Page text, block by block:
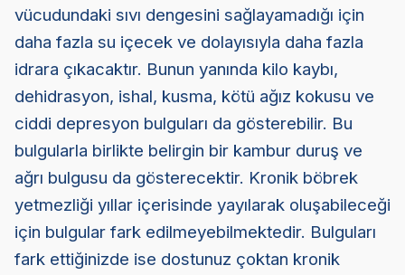
vücudundaki sıvı dengesini sağlayamadığı için
daha fazla su içecek ve dolayısıyla daha fazla
idrara çıkacaktır. Bunun yanında kilo kaybı,
dehidrasyon, ishal, kusma, kötü ağız kokusu ve
ciddi depresyon bulguları da gösterebilir. Bu
bulgularla birlikte belirgin bir kambur duruş ve
ağrı bulgusu da gösterecektir. Kronik böbrek
yetmezliği yıllar içerisinde yayılarak oluşabileceği
için bulgular fark edilmeyebilmektedir. Bulguları
fark ettiğinizde ise dostunuz çoktan kronik